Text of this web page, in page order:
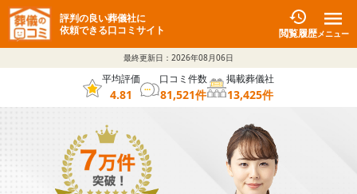
評判の良い葬儀社に
依頼できる口コミサイト
閲覧履歴メニュー
最終更新日： 2026年08月06日
平均評価
4.81
口コミ件数
81,521件
掲載葬儀社
13,425件